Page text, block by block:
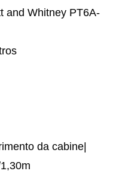
and Whitney PT6A-
da cabine|